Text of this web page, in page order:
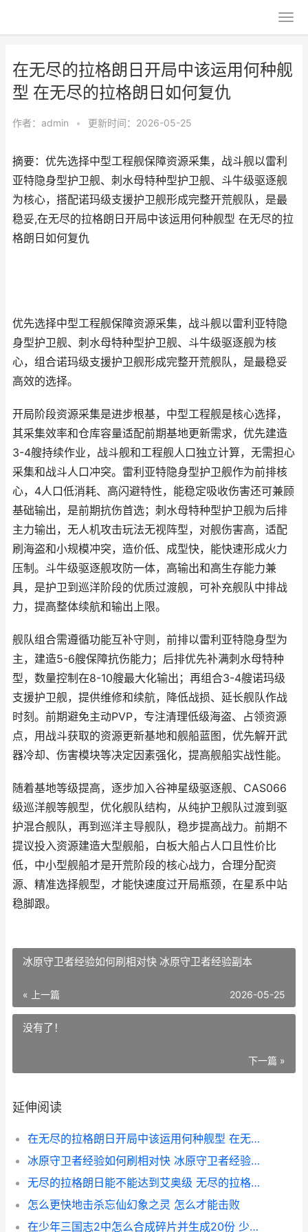
在无尽的拉格朗日开局中该运用何种舰
型 在无尽的拉格朗日如何复仇
作者： admin • 更新时间：2026-05-25
摘要：优先选择中型工程舰保障资源采集，战斗舰以雷利
亚特隐身型护卫舰、刺水母特种型护卫舰、斗牛级驱逐舰
为核心，搭配诺玛级支援护卫舰形成完整开荒舰队，是最
稳妥,在无尽的拉格朗日开局中该运用何种舰型 在无尽的拉
格朗日如何复仇
优先选择中型工程舰保障资源采集，战斗舰以雷利亚特隐
身型护卫舰、刺水母特种型护卫舰、斗牛级驱逐舰为核
心，组合诺玛级支援护卫舰形成完整开荒舰队，是最稳妥
高效的选择。
开局阶段资源采集是进步根基，中型工程舰是核心选择，
其采集效率和仓库容量适配前期基地更新需求，优先建造
3-4艘持续作业，战斗舰和工程舰人口独立计算，无需担心
采集和战斗人口冲突。雷利亚特隐身型护卫舰作为前排核
心，4人口低消耗、高闪避特性，能稳定吸收伤害还可兼顾
基础输出，是前期抗伤首选；刺水母特种型护卫舰为后排
主力输出，无人机攻击玩法无视阵型，对舰伤害高，适配
刷海盗和小规模冲突，造价低、成型快，能快速形成火力
压制。斗牛级驱逐舰攻防一体，高输出和高生存能力兼
具，是护卫到巡洋阶段的优质过渡舰，可补充舰队中排战
力，提高整体续航和输出上限。
舰队组合需遵循功能互补守则，前排以雷利亚特隐身型为
主，建造5-6艘保障抗伤能力；后排优先补满刺水母特种
型，数量控制在8-10艘最大化输出；再组合3-4艘诺玛级
支援护卫舰，提供维修和续航，降低战损、延长舰队作战
时刻。前期避免主动PVP，专注清理低级海盗、占领资源
点，用战斗获取的资源更新基地和舰船蓝图，优先解开武
器冷却、伤害模块等决定因素强化，提高舰船实战性能。
随着基地等级提高，逐步加入谷神星级驱逐舰、CAS066
级巡洋舰等舰型，优化舰队结构，从纯护卫舰队过渡到驱
护混合舰队，再到巡洋主导舰队，稳步提高战力。前期不
提议投入资源建造大型舰船，白板大船占人口且性价比
低，中小型舰船才是开荒阶段的核心战力，合理分配资
源、精准选择舰型，才能快速度过开局瓶颈，在星系中站
稳脚跟。
冰原守卫者经验如何刷相对快 冰原守卫者经验副本
« 上一篇 2026-05-25
没有了！
下一篇 »
延伸阅读
在无尽的拉格朗日开局中该运用何种舰型 在无尽的拉格朗日如何复仇
冰原守卫者经验如何刷相对快 冰原守卫者经验副本
无尽的拉格朗日能不能达到艾奥级 无尽的拉格朗日官网
怎么更快地击杀忘仙幻象之灵 怎么才能击败
在少年三国志2中怎么合成碎片并生成20份 少年三国志2超详细攻略